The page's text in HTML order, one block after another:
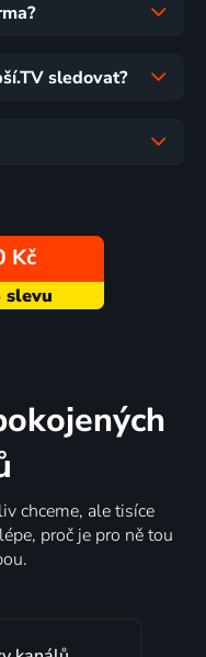
sledovat?
Kč
chceme, ale tisíce
proč je pro ně tou